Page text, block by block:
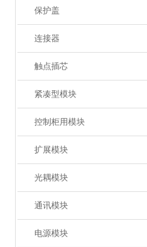
保护盖
连接器
触点插芯
紧凑型模块
控制柜用模块
扩展模块
光耦模块
通讯模块
电源模块